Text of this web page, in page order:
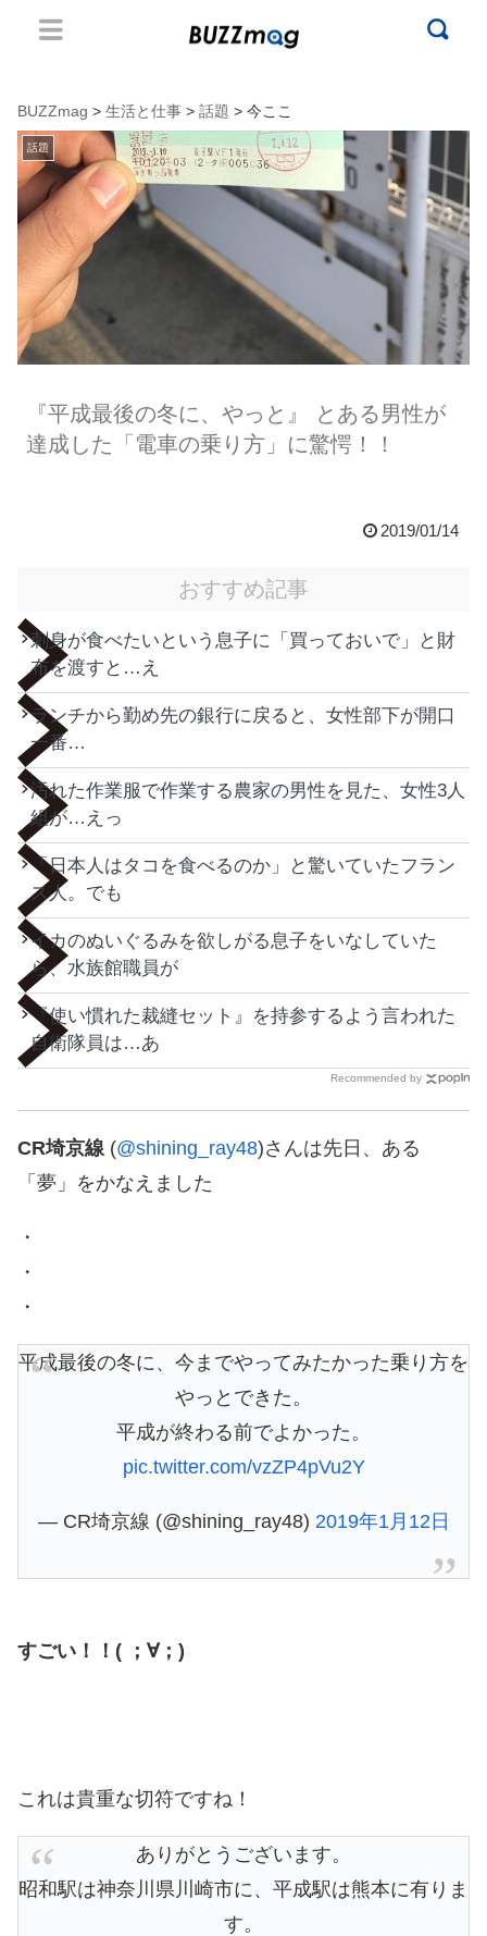
BUZZmag > 生活と仕事 > 話題 > 今ここ
話題
『平成最後の冬に、やっと』 とある男性が
達成した「電車の乗り方」に驚愕！！
2019/01/14
おすすめ記事
刺身が食べたいという息子に「買っておいで」と財
布を渡すと…え
ランチから勤め先の銀行に戻ると、女性部下が開口
一番…
汚れた作業服で作業する農家の男性を見た、女性3人
組が…えっ
「日本人はタコを食べるのか」と驚いていたフラン
ス人。でも
イカのぬいぐるみを欲しがる息子をいなしていた
ら、水族館職員が
『使い慣れた裁縫セット』を持参するよう言われた
自衛隊員は…あ
Recommended by
CR埼京線 (@shining_ray48)さんは先日、ある
「夢」をかなえました
・
・
・
平成最後の冬に、今までやってみたかった乗り方を
やっとできた。
平成が終わる前でよかった。
pic.twitter.com/vzZP4pVu2Y
— CR埼京線 (@shining_ray48) 2019年1月12日
すごい！！( ；∀；)
これは貴重な切符ですね！
ありがとうございます。
昭和駅は神奈川県川崎市に、平成駅は熊本に有りま
す。